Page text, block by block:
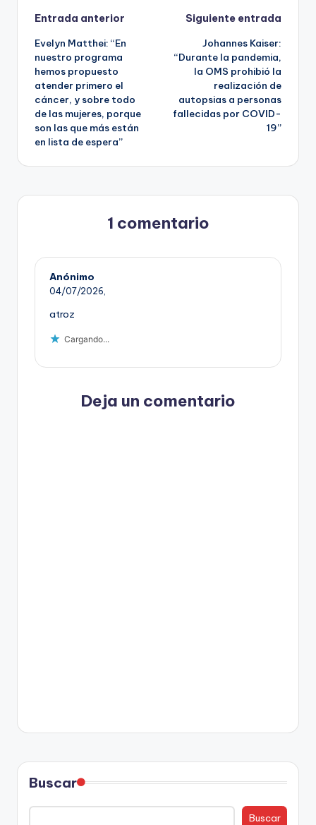
Navegación
de
entradas
Entrada anterior
Evelyn Matthei: “En
nuestro programa
hemos propuesto
atender primero el
cáncer, y sobre todo
de las mujeres, porque
son las que más están
en lista de espera”
Siguiente entrada
Johannes Kaiser:
“Durante la pandemia,
la OMS prohibió la
realización de
autopsias a personas
fallecidas por COVID-
19”
1 comentario
Anónimo
04/07/2026,
atroz
Cargando...
Deja un comentario
Buscar
Buscar